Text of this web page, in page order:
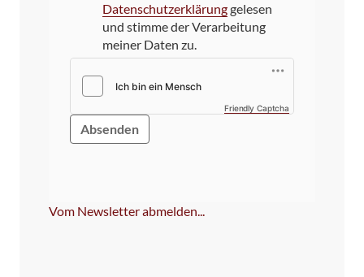
Datenschutzerklärunggelesen
und stimme der Verarbeitung
meiner Daten zu.
Friendly Captcha
Bitte
dieses
Vom Newsletter abmelden...